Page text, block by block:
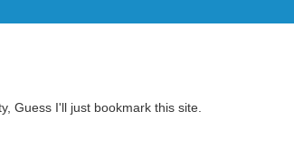
Guess I'll just bookmark this site.